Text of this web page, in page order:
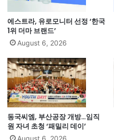
에스트라, 유로모니터 선정 ‘한국
1위 더마 브랜드’
August 6, 2026
동국씨엠, 부산공장 개방…임직
원 자녀 초청 ‘패밀리 데이’